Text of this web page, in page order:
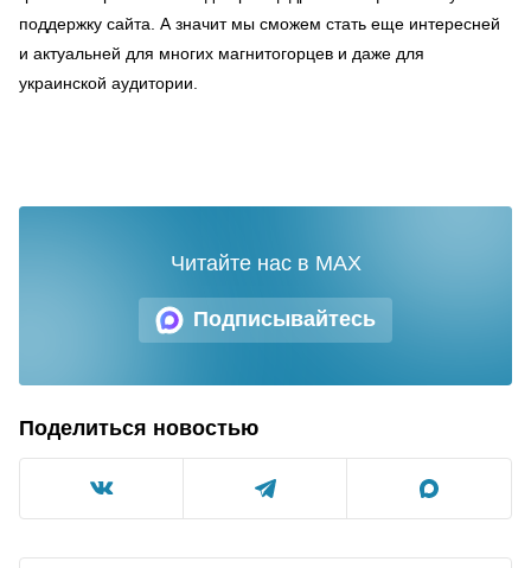
поддержку сайта. А значит мы сможем стать еще интересней
и актуальней для многих магнитогорцев и даже для
украинской аудитории.
Подписывайтесь
Читайте нас в MAX
Поделиться новостью